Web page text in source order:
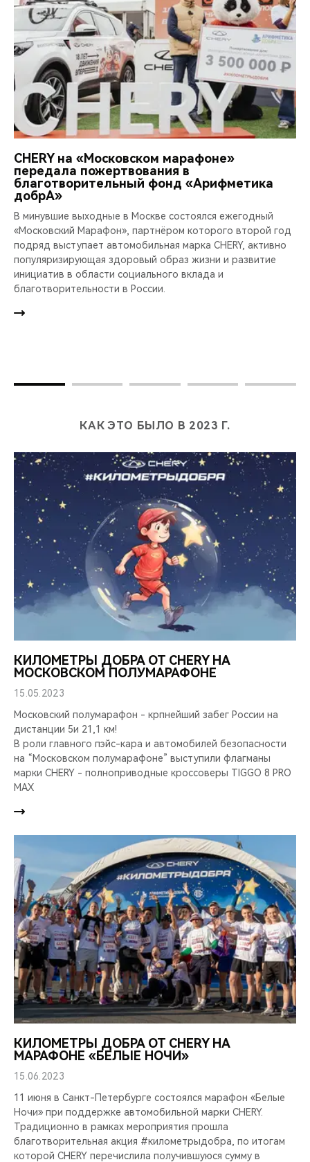
CHERY на «Московском марафоне»
передала пожертвования в
благотворительный фонд «Арифметика
добрА»
В минувшие выходные в Москве состоялся ежегодный
«Московский Марафон», партнёром которого второй год
подряд выступает автомобильная марка CHERY, активно
популяризирующая здоровый образ жизни и развитие
инициатив в области социального вклада и
благотворительности в России.
КАК ЭТО БЫЛО В 2023 Г.
КИЛОМЕТРЫ ДОБРА ОТ CHERY НА
МОСКОВСКОМ ПОЛУМАРАФОНЕ
15.05.2023
Московский полумарафон - крпнейший забег России на
дистанции 5и 21,1 км!
В роли главного пэйс-кара и автомобилей безопасности
на “Московском полумарафоне” выступили флагманы
марки CHERY - полноприводные кроссоверы TIGGO 8 PRO
MAX
КИЛОМЕТРЫ ДОБРА ОТ CHERY НА
МАРАФОНЕ «БЕЛЫЕ НОЧИ»
15.06.2023
11 июня в Санкт-Петербурге состоялся марафон «Белые
Ночи» при поддержке автомобильной марки CHERY.
Традиционно в рамках мероприятия прошла
благотворительная акция #километрыдобра, по итогам
которой CHERY перечислила получившуюся сумму в